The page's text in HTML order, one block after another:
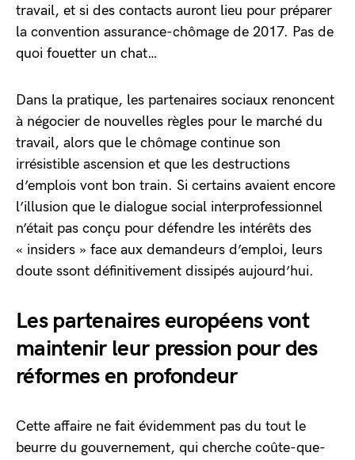
travail, et si des contacts auront lieu pour préparer
la convention assurance-chômage de 2017. Pas de
quoi fouetter un chat…
Dans la pratique, les partenaires sociaux renoncent
à négocier de nouvelles règles pour le marché du
travail, alors que le chômage continue son
irrésistible ascension et que les destructions
d’emplois vont bon train. Si certains avaient encore
l’illusion que le dialogue social interprofessionnel
n’était pas conçu pour défendre les intérêts des
« insiders » face aux demandeurs d’emploi, leurs
doute ssont définitivement dissipés aujourd’hui.
Les partenaires européens vont
maintenir leur pression pour des
réformes en profondeur
Cette affaire ne fait évidemment pas du tout le
beurre du gouvernement, qui cherche coûte-que-